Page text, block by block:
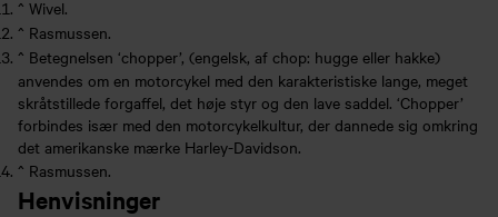
^ Wivel.
^ Rasmussen.
^ Betegnelsen ‘chopper’, (engelsk, af chop: hugge eller hakke)
anvendes om en motorcykel med den karakteristiske lange, meget
skråtstillede forgaffel, det høje styr og den lave saddel. ‘Chopper’
forbindes især med den motorcykelkultur, der dannede sig omkring
det amerikanske mærke Harley-Davidson.
^ Rasmussen.
Henvisninger